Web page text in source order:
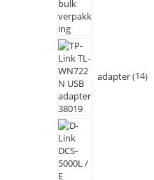
adapter 14